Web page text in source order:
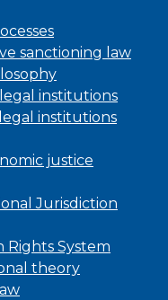
sanctioning law
institutions
institutions
justice
Jurisdiction
System
theory